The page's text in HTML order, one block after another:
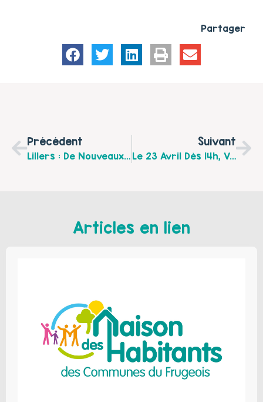
Partager
Précédent
Lillers : De Nouveaux Emails Pour Contacter Les Salarié·es De La Maison Pour Tous !
Suivant
Le 23 Avril Dès 14h, Venez Parler Famille Au Centre Social De Sailly Sur La Lys !
Articles en lien